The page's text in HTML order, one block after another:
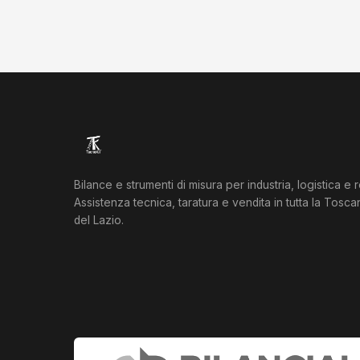
Bilance e strumenti di misura per industria, logistica e
Assistenza tecnica, taratura e vendita in tutta la
del Lazio.